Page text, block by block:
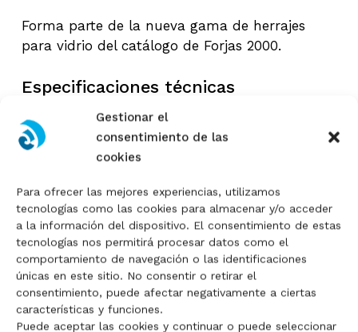
Gestionar el
consentimiento de las
cookies
Para ofrecer las mejores experiencias, utilizamos
tecnologías como las cookies para almacenar y/o acceder
a la información del dispositivo. El consentimiento de estas
tecnologías nos permitirá procesar datos como el
comportamiento de navegación o las identificaciones
únicas en este sitio. No consentir o retirar el
consentimiento, puede afectar negativamente a ciertas
características y funciones.
Puede aceptar las cookies y continuar o puede seleccionar
No hay productos en el
carrito.
Go To Shop
Forma parte de la nueva gama de herrajes
para vidrio del catálogo de Forjas 2000.
Especificaciones técnicas
Característica Valor
Sistema Unión continua de vidrio
Material Acero inoxidable Duplex 2205
Acabado Pulido
Código F500-27/V